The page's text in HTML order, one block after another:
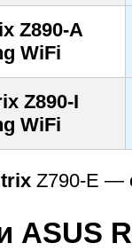
Z890-A
WiFi
Z890-I
WiFi
Z790-E —
ASUS